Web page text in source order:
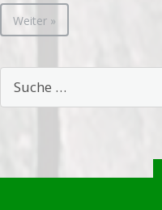
Weiter »